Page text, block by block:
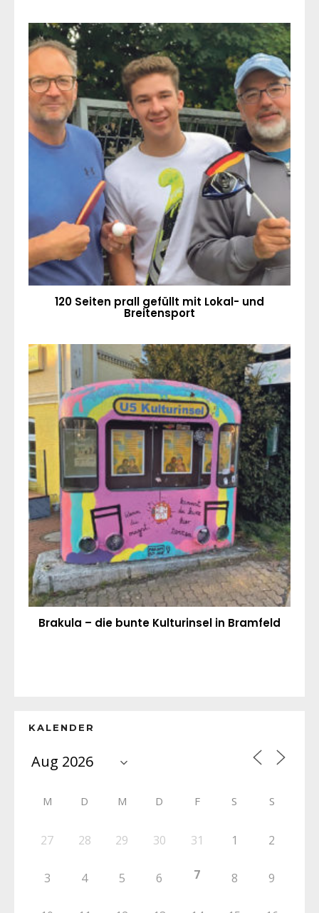
120 Seiten prall gefüllt mit Lokal- und
Breitensport
Brakula – die bunte Kulturinsel in Bramfeld
KALENDER
M D M D F S S
27 28 29 30 31 1 2
3 4 5 6 7 8 9